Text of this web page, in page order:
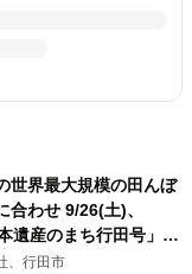
世界最大規模の田んぼ
合わせ 9/26(土)、
遺産のまち行田号」特
、行田市